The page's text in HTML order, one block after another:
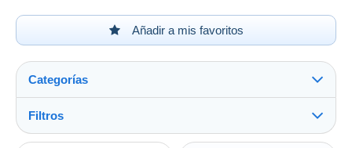
Añadir a mis favoritos
Categorías
Filtros